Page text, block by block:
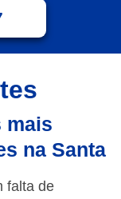
mais
na Santa
falta de